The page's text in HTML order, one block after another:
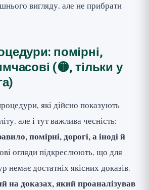
вигляду, але не прибрати
помірні,
(🟡, тільки у
які дійсно показують
але і тут важлива чесність:
помірні, дорогі, а іноді й
огляди підкреслюють, що для
немає достатніх якісних доказів.
на доказах, який проаналізував